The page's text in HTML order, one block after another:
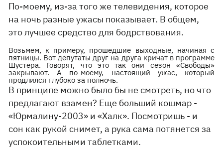
По-моему, из-за того же телевидения, которое
на ночь разные ужасы показывает. В общем,
это лучшее средство для бодрствования.
Возьмем, к примеру, прошедшие выходные, начиная с
пятницы. Вот депутаты друг на друга кричат в программе
Шустера. Говорят, что это так они сезон «Свободы»
закрывают. А по-моему, настоящий ужас, который
продлился глубоко за полночь.
В принципе можно было бы не смотреть, но что
предлагают взамен? Еще больший кошмар -
«Юрмалину-2003» и «Халк». Посмотришь - и
сон как рукой снимет, а рука сама потянется за
успокоительными таблетками.